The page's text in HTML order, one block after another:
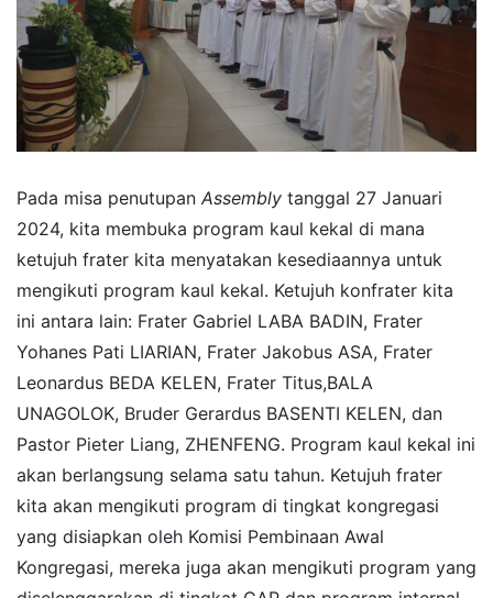
Pada misa penutupan Assembly tanggal 27 Januari
2024, kita membuka program kaul kekal di mana
ketujuh frater kita menyatakan kesediaannya untuk
mengikuti program kaul kekal. Ketujuh konfrater kita
ini antara lain: Frater Gabriel LABA BADIN, Frater
Yohanes Pati LIARIAN, Frater Jakobus ASA, Frater
Leonardus BEDA KELEN, Frater Titus,BALA
UNAGOLOK, Bruder Gerardus BASENTI KELEN, dan
Pastor Pieter Liang, ZHENFENG. Program kaul kekal ini
akan berlangsung selama satu tahun. Ketujuh frater
kita akan mengikuti program di tingkat kongregasi
yang disiapkan oleh Komisi Pembinaan Awal
Kongregasi, mereka juga akan mengikuti program yang